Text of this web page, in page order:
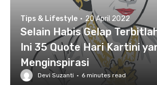
Tips & Lifestyle · 20 April 2022
Selain Habis Gelap
Ini 35 Quote Hari Kartini
Menginspirasi
Devi Suzanti · 6 minutes read